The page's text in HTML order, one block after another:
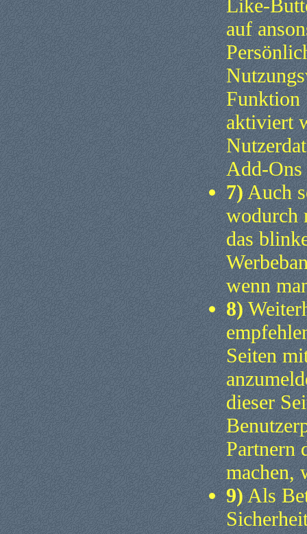
Like-
auf
Funktion
aktiviert
Add-Ons
7) Auch
wodurch
das
wenn
8)
Seiten
dieser
Partnern
machen,
9) Als